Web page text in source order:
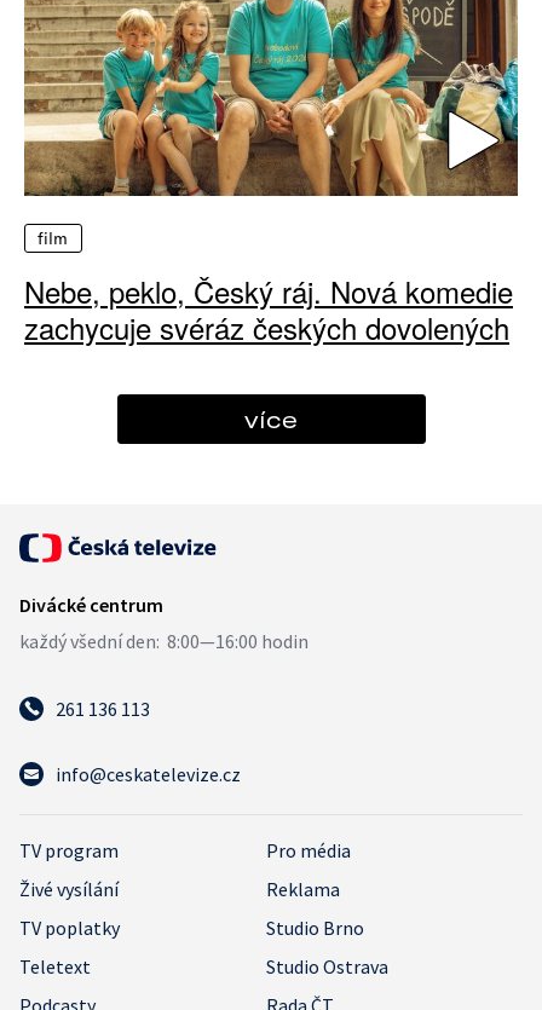
film
Nebe, peklo, Český ráj. Nová komedie
zachycuje svéráz českých dovolených
více
261 136 113
info@ceskatelevize.cz
TV program
Pro média
Živé vysílání
Reklama
TV poplatky
Studio Brno
Teletext
Studio Ostrava